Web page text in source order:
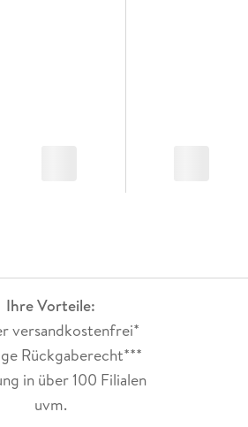
Ihre Vorteile:
versandkostenfrei*
Rückgaberecht***
in über 100 Filialen
uvm.